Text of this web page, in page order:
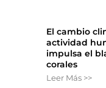
El cambio
actividad
impulsa el
corales
Leer Más >>